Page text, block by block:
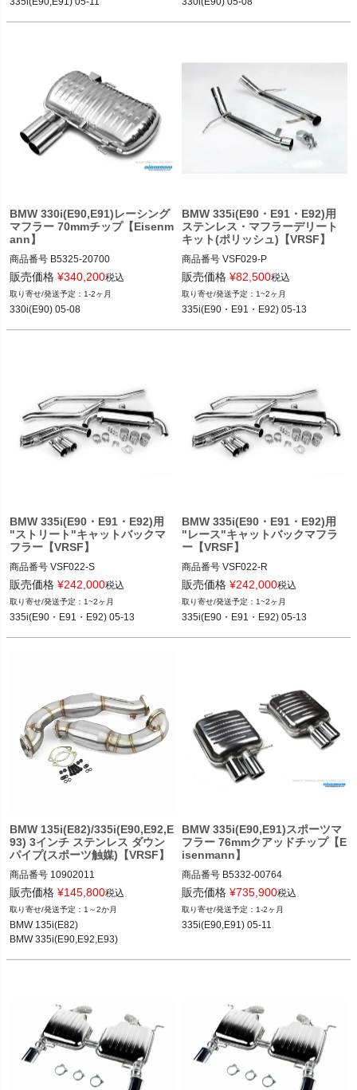
BMW 330i(E90,E91)レーシング
マフラー 70mmチップ【Eisenm
ann】
商品番号 B5325-20700
B5325_20700
12BMR"B5325.20700"
販売価格 ¥340,200税込
1-2ヶ月
330i(E90) 05-08
BMW 335i(E90・E91・E92)用
ステンレス・マフラーデリート
キット(ポリッシュ)【VRSF】
商品番号 VSF029-P
VSF029_P
option：Bright Polish
335i(E90・E91・E92) 05-13
販売価格 ¥82,500税込
1~2ヶ月
335i(E90・E91・E92) 05-13
BMW 335i(E90・E91・E92)用
"ストリート"キャットバックマ
フラー【VRSF】
商品番号 VSF022-S
VSF022_S
option：STREET
メーカー品番：10902020
販売価格 ¥242,000税込
1~2ヶ月
335i(E90・E91・E92) 05-13
BMW 335i(E90・E91・E92)用
"レース"キャットバックマフラ
ー【VRSF】
商品番号 VSF022-R
VSF022_R
option：RACE
メーカー品番：10902025
販売価格 ¥242,000税込
1~2ヶ月
335i(E90・E91・E92) 05-13
BMW 135i(E82)/335i(E90,E92,E
93) 3インチ ステンレス ダウン
パイプ(スポーツ触媒)【VRSF】
商品番号 10902011
10902011
BMW 335i(E90,E92,E93) 07-10
販売価格 ¥145,800税込
1～2か月
BMW 135i(E82)
BMW 335i(E90,E92,E93)
BMW 335i(E90,E91)スポーツマ
フラー 76mmクアッドチップ【E
isenmann】
商品番号 B5332-00764
B5332_00764
12BMR"B5332.00764"
販売価格 ¥735,900税込
1-2ヶ月
335i(E90,E91) 05-11